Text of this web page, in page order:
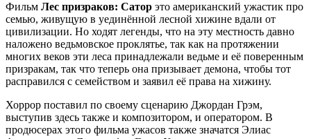
Фильм Лес призраков: Сатор это американский ужастик про
семью, живущую в уединённой лесной хижине вдали от
цивилизации. Но ходят легенды, что на эту местность давно
наложено ведьмовское проклятье, так как на протяжении
многих веков эти леса принадлежали ведьме и её поверенным
призракам, так что теперь она призывает демона, чтобы тот
расправился с семейством и заявил её права на хижину.
Хоррор поставил по своему сценарию Джордан Грэм,
выступив здесь также и композитором, и оператором. В
продюсерах этого фильма ужасов также значатся Элиас